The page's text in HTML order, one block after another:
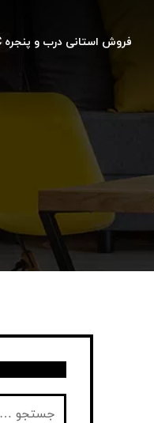
فروش استانی درب و پنجره UPVC